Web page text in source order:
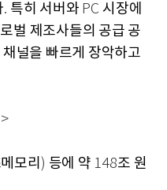
. 특히 서버와 PC 시장에
벌 제조사들의 공급 공
널을 빠르게 장악하고
>
모리 ) 등에 약 148조 원